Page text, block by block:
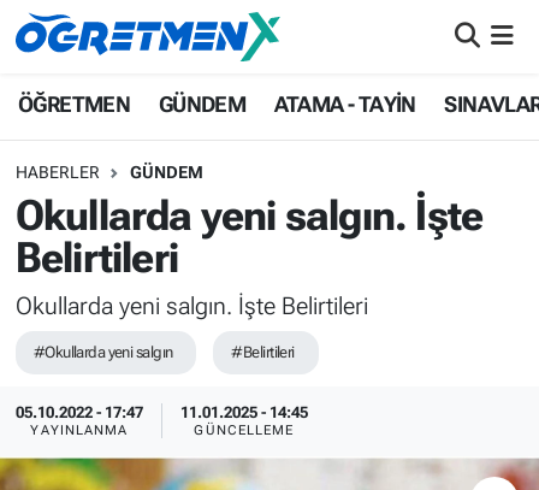
ÖĞRETMEN GÜNDEM ATAMA - TAYİN
HABERLER GÜNDEM
Okullarda yeni salgın. İşte
Belirtileri
Okullarda yeni salgın. İşte Belirtileri
#Okullarda yeni salgın #Belirtileri
05.10.2022 - 17:47
YAYINLANMA
11.01.2025 - 14:45
GÜNCELLEME
ÖĞRETMEN
ATAMA - TAYİN
SINAVLAR
UZMAN ÖĞRETMENLİK
EKONOMİ
İstanbul Nöbetçi Eczaneler
İstanbul Namaz Vakitleri
İstanbul Trafik Yoğunluk Haritası
Tüm Manşetler
Son Dakika Haberleri